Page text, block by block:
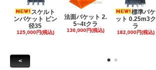
スケルト
ンバケット ピン
径35
125,000円(税込)
法面バケット 2.
5~4tクラ
130,000円(税込)
標準バケ
ット 0.25m3ク
ラ
182,000円(税込)
<